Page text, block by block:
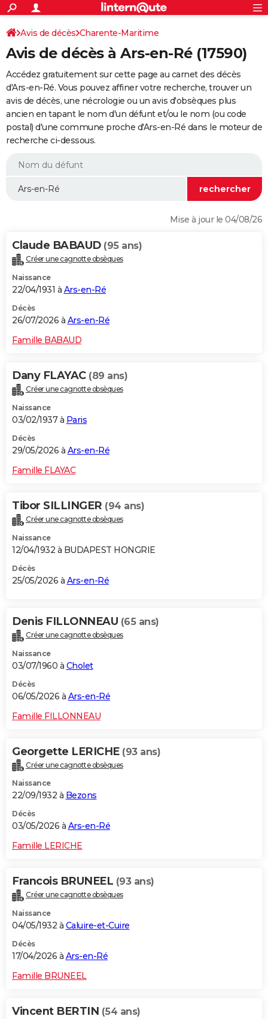
ACTUALITÉS
Politique
Société
Faits Divers
Education
Monde
Villes
+
SPORT
Coupe du monde 2026
Football
Tennis
Cyclisme
Rugby
Forum
Programme TV
TNT
Streaming
Cinéma
Sorties cinéma
Musique
+
FINANCE
Retraite
Impôts
Epargne
Immobilier
Risques naturels par ville
Banque
Assurance
Crédit
AUTO
Essais
Réserver un essai
Citadines
Berlines
SUV
Forum auto
+HIGH-TECH
BRICOLAGE
WEEK-END
Alimentation
Guide de la santé
Maladies
Médicaments
Sommeil
VOYAGE
Destinations
City break
Voyage nature
Voyage de noces
Forum
Climat
+PHOTO
GUIDES D'ACHAT
Carte de Noël
Carte Bonne année
Carte Saint-Valentin
Carte Pâques
Carte d'anniversaire
DICTIONNAIRE
Dictionnaire
Biographies
Citations
Expressions
Proverbes
PROGRAMME TV
S'inscrire
Se connecter
Lycées
Collèges
Primaires
Universités
Entreprises
Service militaire
Avis de recherche
AVIS DE DÉCÈS
FORUM
Bricolage
Lifestyle
Culture
Sport
Auto
Television
Voyage
Cinema
S'inscrire
Connexion
Avis de décès Charente-Maritime
Avis de décès à Ars-en-Ré (17590)
Accédez gratuitement sur cette page au carnet des décès
d'Ars-en-Ré. Vous pouvez affiner votre recherche, trouver un
avis de décès, une nécrologie ou un avis d'obsèques plus
ancien en tapant le nom d'un défunt et/ou le nom (ou code
postal) d'une commune proche d'Ars-en-Ré dans le moteur de
recherche ci-dessous.
Mise à jour le 04/08/26
Claude BABAUD (95 ans)
Créer une cagnotte obsèques
Naissance
22/04/1931 à Ars-en-Ré
Décès
26/07/2026 à Ars-en-Ré
Famille BABAUD
Dany FLAYAC (89 ans)
Créer une cagnotte obsèques
Naissance
03/02/1937 à Paris
Décès
29/05/2026 à Ars-en-Ré
Famille FLAYAC
Tibor SILLINGER (94 ans)
Créer une cagnotte obsèques
Naissance
12/04/1932 à BUDAPEST HONGRIE
Décès
25/05/2026 à Ars-en-Ré
Denis FILLONNEAU (65 ans)
Créer une cagnotte obsèques
Naissance
03/07/1960 à Cholet
Décès
06/05/2026 à Ars-en-Ré
Famille FILLONNEAU
Georgette LERICHE (93 ans)
Créer une cagnotte obsèques
Naissance
22/09/1932 à Bezons
Décès
03/05/2026 à Ars-en-Ré
Famille LERICHE
Francois BRUNEEL (93 ans)
Créer une cagnotte obsèques
Naissance
04/05/1932 à Caluire-et-Cuire
Décès
17/04/2026 à Ars-en-Ré
Famille BRUNEEL
Vincent BERTIN (54 ans)